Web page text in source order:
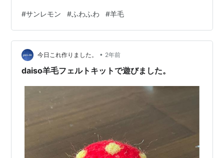
ンセプトにしています。さまざまな動物がラインナップ
されており、その愛らしい外見が多くの人々に愛されて
います。 サンレモン ふわふわたっとん しろいるか S
15×13×7cm ぬいぐるみ ア...価格：2,886円（税込、送料
無料) (2024/4/19時点) ⇒ Amazonはこちら
#サンレモン #ふわふわ #羊毛
今日これ作りました。 • 2年前
daiso羊毛フェルトキットで遊びました。